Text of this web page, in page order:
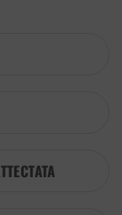
для
числе для
развития.
и сфера услуг»